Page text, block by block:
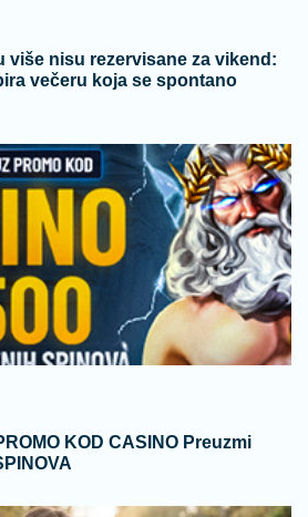
više nisu rezervisane za vikend:
večeru koja se spontano
KOD CASINO Preuzmi